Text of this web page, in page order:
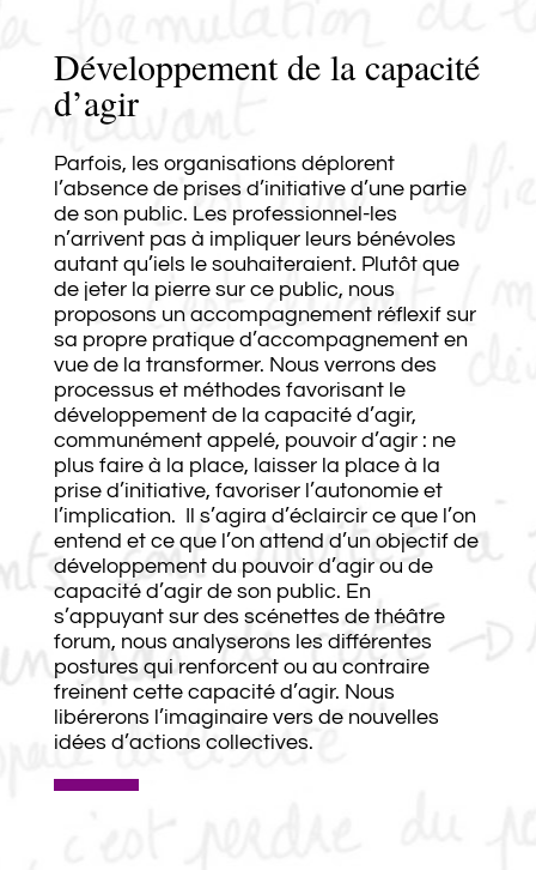
Développement de la capacité
d’agir
Parfois, les organisations déplorent
l’absence de prises d’initiative d’une partie
de son public. Les professionnel-les
n’arrivent pas à impliquer leurs bénévoles
autant qu’iels le souhaiteraient. Plutôt que
de jeter la pierre sur ce public, nous
proposons un accompagnement réflexif sur
sa propre pratique d’accompagnement en
vue de la transformer. Nous verrons des
processus et méthodes favorisant le
développement de la capacité d’agir,
communément appelé, pouvoir d’agir : ne
plus faire à la place, laisser la place à la
prise d’initiative, favoriser l’autonomie et
l’implication. Il s’agira d’éclaircir ce que l’on
entend et ce que l’on attend d’un objectif de
développement du pouvoir d’agir ou de
capacité d’agir de son public. En
s’appuyant sur des scénettes de théâtre
forum, nous analyserons les différentes
postures qui renforcent ou au contraire
freinent cette capacité d’agir. Nous
libérerons l’imaginaire vers de nouvelles
idées d’actions collectives.